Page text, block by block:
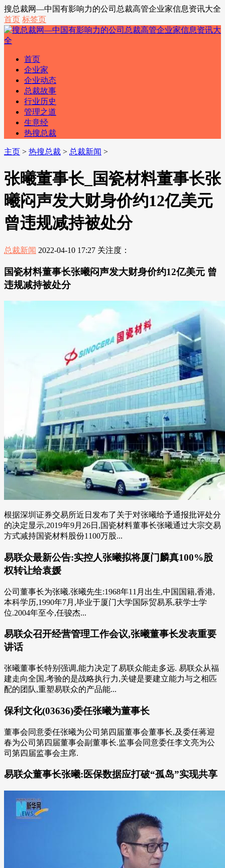
搜总裁网—中国有影响力的公司总裁高管企业家信息资讯大全
首页 标签页
首页
企业家
企业动态
总裁故事
行业历史
管理之道
生意经
热搜总裁
主页 > 热搜总裁 > 总裁新闻 >
张曦董事长_国瓷材料董事长张
曦闷声发大财身价约12亿美元
曾违规减持被处分
总裁新闻 2022-04-10 17:27 关注度：
国瓷材料董事长张曦闷声发大财身价约12亿美元 曾
违规减持被处分
根据深圳证券交易所近日发布了关于对张曦给予通报批评处分
的决定显示,2019年9月26日,国瓷材料董事长张曦通过大宗交易
方式减持国瓷材料股份1100万股...
易联众最新公告:实控人张曦拟将厦门麟真100%股
权转让给袁媛
公司董事长为张曦.张曦先生:1968年11月出生,中国国籍,香港,
本科学历,1990年7月,毕业于厦门大学国际贸易系,获学士学
位.2004年至今,任骏杰...
易联众召开经营管理工作会议,张曦董事长发表重要
讲话
张曦董事长特别强调,能力决定了易联众能走多远. 易联众从福
建走向全国,考验的是战略执行力,关键是要建立能力与之相匹
配的团队,重塑易联众的产品能...
保利文化(03636)委任张曦为董事长
董事会同意委任张曦为公司第四届董事会董事长,及委任蒋迎
春为公司第四届董事会副董事长.监事会同意委任李文亮为公
司第四届监事会主席.
易联众董事长张曦:医保数据应打破“孤岛”实现共享